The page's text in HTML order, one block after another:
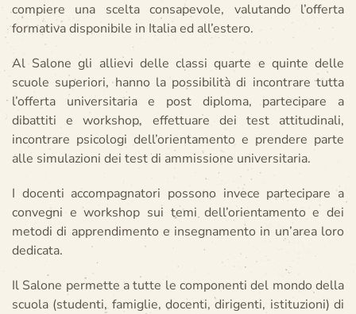
compiere una scelta consapevole, valutando l’offerta
formativa disponibile in Italia ed all’estero.
Al Salone gli allievi delle classi quarte e quinte delle
scuole superiori, hanno la possibilità di incontrare tutta
l’offerta universitaria e post diploma, partecipare a
dibattiti e workshop, effettuare dei test attitudinali,
incontrare psicologi dell’orientamento e prendere parte
alle simulazioni dei test di ammissione universitaria.
I docenti accompagnatori possono invece partecipare a
convegni e workshop sui temi dell’orientamento e dei
metodi di apprendimento e insegnamento in un’area loro
dedicata.
Il Salone permette a tutte le componenti del mondo della
scuola (studenti, famiglie, docenti, dirigenti, istituzioni) di